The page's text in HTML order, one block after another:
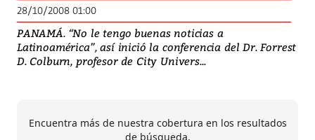
28/10/2008 01:00
PANAMÁ. “No le tengo buenas noticias a
Latinoamérica”, así inició la conferencia del Dr. Forrest
D. Colburn, profesor de City Univers...
Encuentra más de nuestra cobertura en los resultados
de búsqueda.